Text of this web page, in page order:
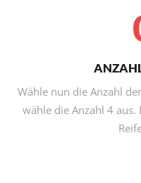
Wähle nun die Anzahl
wähle die Anzahl 4